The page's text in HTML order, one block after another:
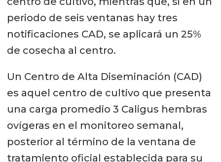
periodo de seis ventanas hay tres
notificaciones CAD, se aplicará un 25%
de cosecha al centro.
Un Centro de Alta Diseminación (CAD)
es aquel centro de cultivo que presenta
una carga promedio 3 Caligus hembras
ovígeras en el monitoreo semanal,
posterior al término de la ventana de
tratamiento oficial establecida para su